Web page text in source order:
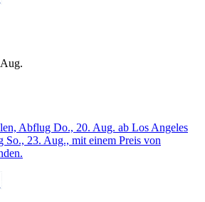
Abflug Do., 20. Aug. ab Los Angeles
So., 23. Aug., mit einem Preis von